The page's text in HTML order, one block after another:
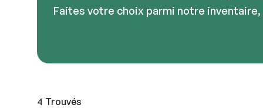
Faites votre choix parmi notre
4 Trouvés